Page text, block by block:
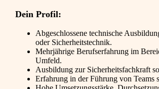
Dein Profil:
Abgeschlossene technische
oder Sicherheitstechnik.
Mehrjährige Berufserfahrung im
Umfeld.
Ausbildung zur Sicherheitsfachkraft
Erfahrung in der Führung von Teams